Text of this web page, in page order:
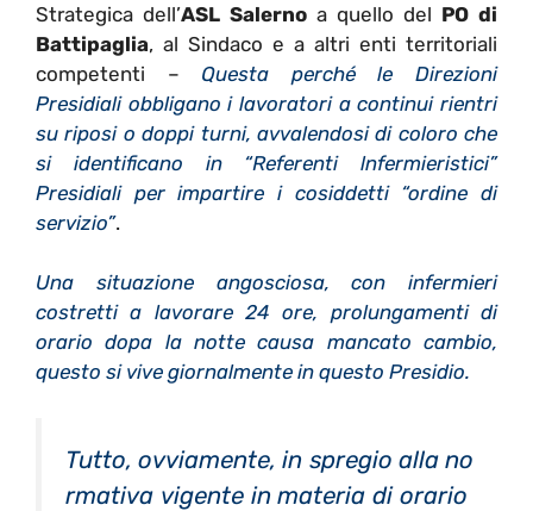
Strategica dell’ASL Salerno a quello del PO di
Battipaglia, al Sindaco e a altri enti territoriali
competenti – Questa perché le Direzioni
Presidiali obbligano i lavoratori a continui rientri
su riposi o doppi turni, avvalendosi di coloro che
si identificano in “Referenti lnfermieristici”
Presidiali per impartire i cosiddetti “ordine di
servizio”.
Una situazione angosciosa, con infermieri
costretti a lavorare 24 ore, prolungamenti di
orario dopa la notte causa mancato cambio,
questo si vive giornalmente in questo Presidio.
Tutto, ovviamente, in spregio alla no
rmativa vigente in materia di orario